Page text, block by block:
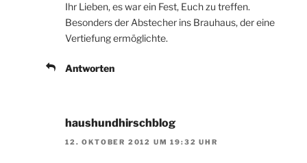
Ihr Lieben, es war ein Fest, Euch zu treffen.
Besonders der Abstecher ins Brauhaus, der eine
Vertiefung ermöglichte.
Antworten
haushundhirschblog
12. OKTOBER 2012 UM 19:32 UHR